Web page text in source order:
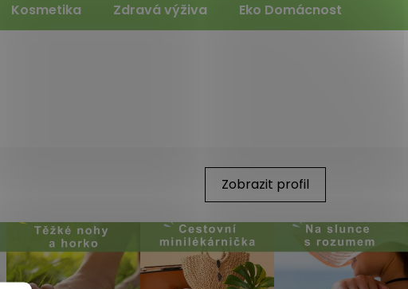
Kosmetika Zdravá výživa Eko Domácnost
Zobrazit profil